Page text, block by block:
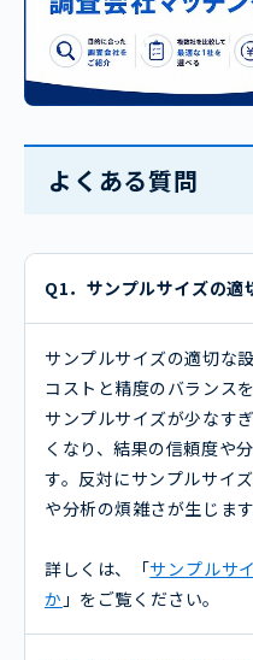
よくある質問
Q1．サンプルサイズの適
サンプルサイズの適切な
コストと精度のバランス
サンプルサイズが少なす
くなり、結果の信頼度や
す。反対にサンプルサイ
や分析の煩雑さが生じます
詳しくは、「サンプルサ
か 」をご覧ください。